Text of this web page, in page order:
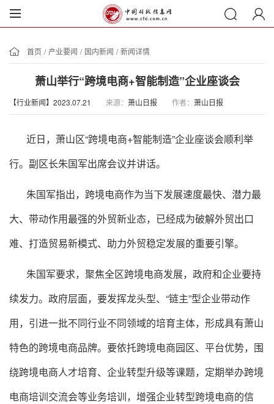
首页 / 产业要闻 / 国内新闻 / 新闻详情
萧山举行“跨境电商+智能制造”企业座谈会
【行业新闻】2023.07.21 来源： 萧山日报 作者： 萧山日报
近日，萧山区“跨境电商+智能制造”企业座谈会顺利举
行。副区长朱国军出席会议并讲话。
朱国军指出，跨境电商作为当下发展速度最快、潜力最
大、带动作用最强的外贸新业态，已经成为破解外贸出口
难、打造贸易新模式、助力外贸稳定发展的重要引擎。
朱国军要求，聚焦全区跨境电商发展，政府和企业要持
续发力。政府层面，要发挥龙头型、“链主”型企业带动作
用，引进一批不同行业不同领域的培育主体，形成具有萧山
特色的跨境电商品牌。要依托跨境电商园区、平台优势，围
绕跨境电商人才培育、企业转型升级等课题，定期举办跨境
电商培训交流会等业务培训，增强企业转型跨境电商的信